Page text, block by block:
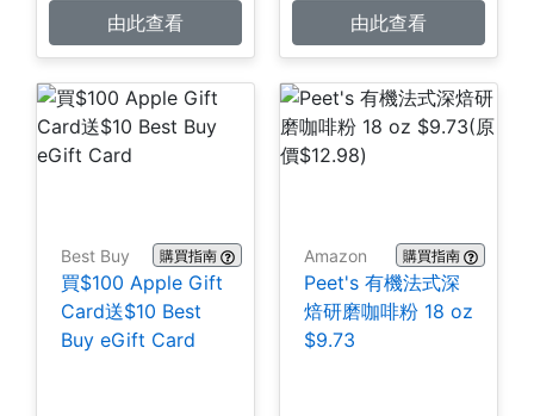
由此查看
由此查看
Best Buy 購買指南
買$100 Apple Gift
Card送$10 Best
Buy eGift Card
Amazon 購買指南
Peet's 有機法式深
焙研磨咖啡粉 18 oz
$9.73